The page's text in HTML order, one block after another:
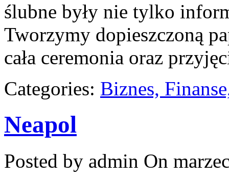
ślubne były nie tylko
Tworzymy dopieszczoną
cała ceremonia oraz
Categories: Biznes,
Neapol
Posted by admin On